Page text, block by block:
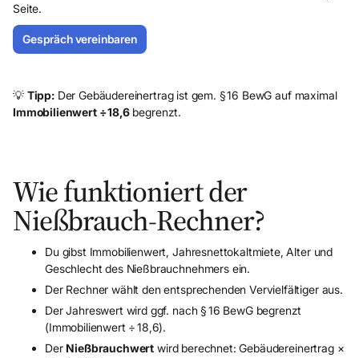
Seite.
Gespräch vereinbaren
Mandant werden
💡 Tipp:Der Gebäudereinertrag ist gem. § 16 BewG auf maximal
Immobilienwert ÷ 18,6begrenzt.
Wie funktioniert der
Nießbrauch-Rechner?
Du gibst Immobilienwert, Jahresnettokaltmiete, Alter und
Geschlecht des Nießbrauchnehmers ein.
Der Rechner wählt den entsprechenden Vervielfältiger aus.
Der Jahreswert wird ggf. nach § 16 BewG begrenzt
(Immobilienwert ÷ 18,6).
DerNießbrauchwert wird berechnet: Gebäudereinertrag ×